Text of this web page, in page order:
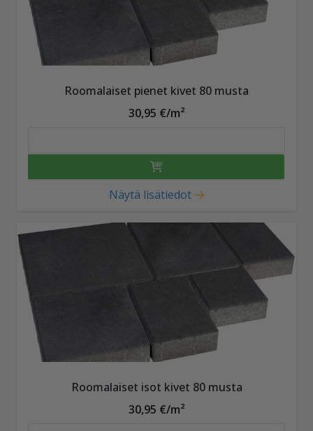
Roomalaiset pienet kivet 80 musta
30,95 €/m²
Näytä lisätiedot
Roomalaiset isot kivet 80 musta
30,95 €/m²